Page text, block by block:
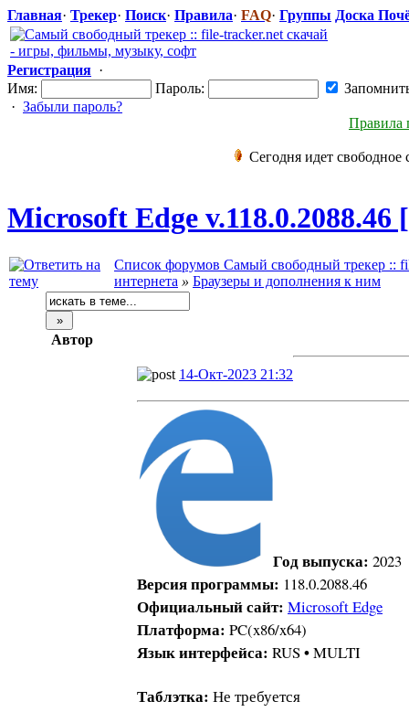
Главная· Трекер· Поиск· Правила· FAQ· Группы Доска
Регистрация ·
Имя:
Пароль:
· Забыли пароль?
Правила
Сегодня идет свободное
Microsoft Edge v.118.0.2088​.46
Список форумов Самый свободный трекер ::
интернета » Браузеры и дополнения к ним
Автор
14-Окт-2023 21:32
Год выпуска: 2023
Версия программы: 118.0.2088.46
Официальный сайт: Microsoft Edge
Платформа: PC(x86/x64)
Язык интерфейса: RUS•MULTI
Таблэтка: Не требуется